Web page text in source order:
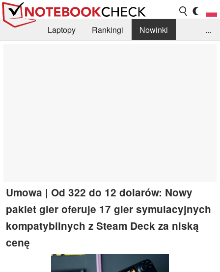
Laptopy Rankingi
Nowinki
...
Umowa | Od 322 do 12 dolarów: Nowy
pakiet gier oferuje 17 gier symulacyjnych
kompatybilnych z Steam Deck za niską
cenę